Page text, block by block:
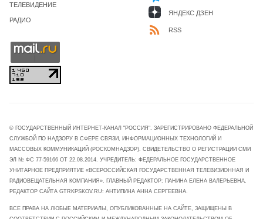
ТЕЛЕВИДЕНИЕ
РАДИО
ЯНДЕКС ДЗЕН
RSS
© ГОСУДАРСТВЕННЫЙ ИНТЕРНЕТ-КАНАЛ "РОССИЯ". ЗАРЕГИСТРИРОВАНО ФЕДЕРАЛЬНОЙ
СЛУЖБОЙ ПО НАДЗОРУ В СФЕРЕ СВЯЗИ, ИНФОРМАЦИОННЫХ ТЕХНОЛОГИЙ И
МАССОВЫХ КОММУНИКАЦИЙ (РОСКОМНАДЗОР). СВИДЕТЕЛЬСТВО О РЕГИСТРАЦИИ СМИ
ЭЛ № ФС 77-59166 ОТ 22.08.2014. УЧРЕДИТЕЛЬ: ФЕДЕРАЛЬНОЕ ГОСУДАРСТВЕННОЕ
УНИТАРНОЕ ПРЕДПРИЯТИЕ «ВСЕРОССИЙСКАЯ ГОСУДАРСТВЕННАЯ ТЕЛЕВИЗИОННАЯ И
РАДИОВЕЩАТЕЛЬНАЯ КОМПАНИЯ». ГЛАВНЫЙ РЕДАКТОР: ПАНИНА ЕЛЕНА ВАЛЕРЬЕВНА.
РЕДАКТОР САЙТА GTRKPSKOV.RU: АНТИПИНА АННА СЕРГЕЕВНА.
ВСЕ ПРАВА НА ЛЮБЫЕ МАТЕРИАЛЫ, ОПУБЛИКОВАННЫЕ НА САЙТЕ, ЗАЩИЩЕНЫ В